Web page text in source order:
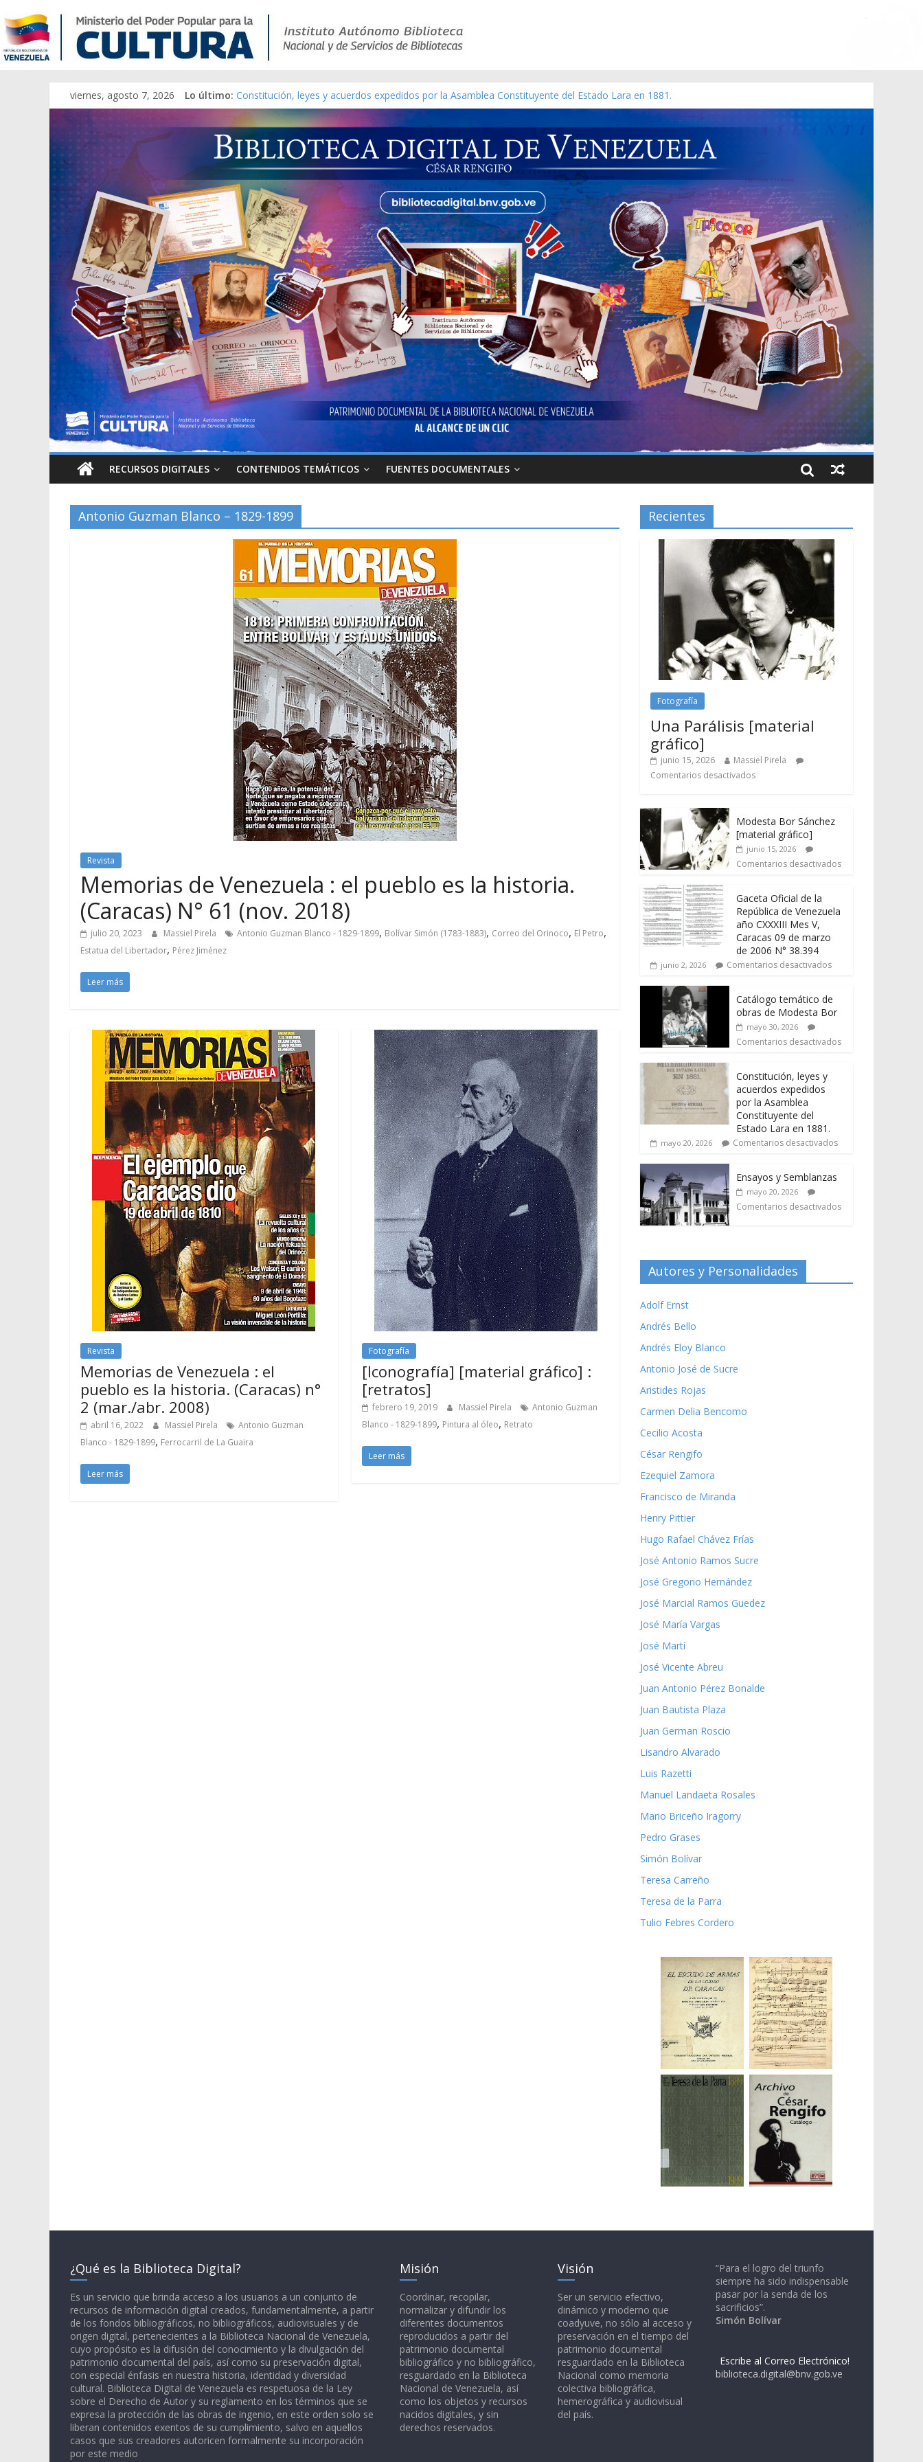
viernes, agosto 7, 2026 Lo último: Constitución, leyes y acuerdos expedidos por la Asamblea Constituyente del Estado Lara en 1881.
Una Parálisis [material gráfico]
Modesta Bor Sánchez [material gráfico]
Gaceta Oficial de la República de Venezuela año CXXXIII Mes V, Caracas 09 de marzo de 2006 N° 38.394
Catálogo temático de obras de Modesta Bor
RECURSOS DIGITALES CONTENIDOS TEMÁTICOS FUENTES DOCUMENTALES
Antonio Guzman Blanco – 1829-1899
Revista
Memorias de Venezuela : el pueblo es la historia.
(Caracas) N° 61 (nov. 2018)
julio 20, 2023 Massiel Pirela Antonio Guzman Blanco - 1829-1899, Bolívar Simón (1783-1883), Correo del Orinoco, El Petro,
Estatua del Libertador, Pérez Jiménez
Leer más
Revista
Memorias de Venezuela : el
pueblo es la historia. (Caracas) n°
2 (mar./abr. 2008)
abril 16, 2022 Massiel Pirela
Antonio Guzman
Blanco - 1829-1899, Ferrocarril de La Guaira
Leer más
Fotografía
[Iconografía] [material gráfico] :
[retratos]
febrero 19, 2019 Massiel Pirela
Antonio Guzman
Blanco - 1829-1899, Pintura al óleo, Retrato
Leer más
Recientes
Fotografía
Una Parálisis [material
gráfico]
junio 15, 2026
Massiel Pirela
Comentarios desactivados
Modesta Bor Sánchez
[material gráfico]
junio 15, 2026
Comentarios desactivados
Gaceta Oficial de la
República de Venezuela
año CXXXIII Mes V,
Caracas 09 de marzo
de 2006 N° 38.394
junio 2, 2026 Comentarios desactivados
Catálogo temático de
obras de Modesta Bor
mayo 30, 2026
Comentarios desactivados
Constitución, leyes y
acuerdos expedidos
por la Asamblea
Constituyente del
Estado Lara en 1881.
mayo 20, 2026 Comentarios desactivados
Ensayos y Semblanzas
mayo 20, 2026
Comentarios desactivados
Autores y Personalidades
Adolf Ernst
Andrés Bello
Andrés Eloy Blanco
Antonio José de Sucre
Aristides Rojas
Carmen Delia Bencomo
Cecilio Acosta
César Rengifo
Ezequiel Zamora
Francisco de Miranda
Henry Pittier
Hugo Rafael Chávez Frías
José Antonio Ramos Sucre
José Gregorio Hernández
José Marcial Ramos Guedez
José María Vargas
José Martí
José Vicente Abreu
Juan Antonio Pérez Bonalde
Juan Bautista Plaza
Juan German Roscio
Lisandro Alvarado
Luis Razetti
Manuel Landaeta Rosales
Mario Briceño Iragorry
Pedro Grases
Simón Bolívar
Teresa Carreño
Teresa de la Parra
Tulio Febres Cordero
¿Qué es la Biblioteca Digital?
Es un servicio que brinda acceso a los usuarios a un conjunto de
recursos de información digital creados, fundamentalmente, a partir
de los fondos bibliográficos, no bibliográficos, audiovisuales y de
origen digital, pertenecientes a la Biblioteca Nacional de Venezuela,
cuyo propósito es la difusión del conocimiento y la divulgación del
patrimonio documental del país, así como su preservación digital,
con especial énfasis en nuestra historia, identidad y diversidad
cultural. Biblioteca Digital de Venezuela es respetuosa de la Ley
sobre el Derecho de Autor y su reglamento en los términos que se
expresa la protección de las obras de ingenio, en este orden solo se
liberan contenidos exentos de su cumplimiento, salvo en aquellos
casos que sus creadores autoricen formalmente su incorporación
por este medio
Misión
Coordinar, recopilar,
normalizar y difundir los
diferentes documentos
reproducidos a partir del
patrimonio documental
bibliográfico y no bibliográfico,
resguardado en la Biblioteca
Nacional de Venezuela, así
como los objetos y recursos
nacidos digitales, y sin
derechos reservados.
Visión
Ser un servicio efectivo,
dinámico y moderno que
coadyuve, no sólo al acceso y
preservación en el tiempo del
patrimonio documental
resguardado en la Biblioteca
Nacional como memoria
colectiva bibliográfica,
hemerográfica y audiovisual
del país.
“Para el logro del triunfo
siempre ha sido indispensable
pasar por la senda de los
sacrificios”.
Simón Bolívar
Escribe al Correo Electrónico!
biblioteca.digital@bnv.gob.ve